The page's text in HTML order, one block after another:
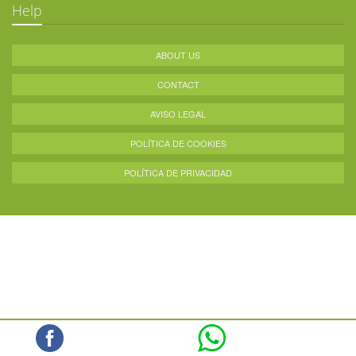
Help
ABOUT US
CONTACT
AVISO LEGAL
POLÍTICA DE COOKIES
POLÍTICA DE PRIVACIDAD